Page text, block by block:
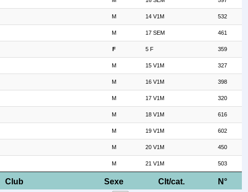
Club Sexe Clt/cat. N°
M 14 V1M 532
M 17 SEM 461
F 5 F 359
M 15 V1M 327
M 16 V1M 398
M 17 V1M 320
M 18 V1M 616
M 19 V1M 602
M 20 V1M 450
M 21 V1M 503